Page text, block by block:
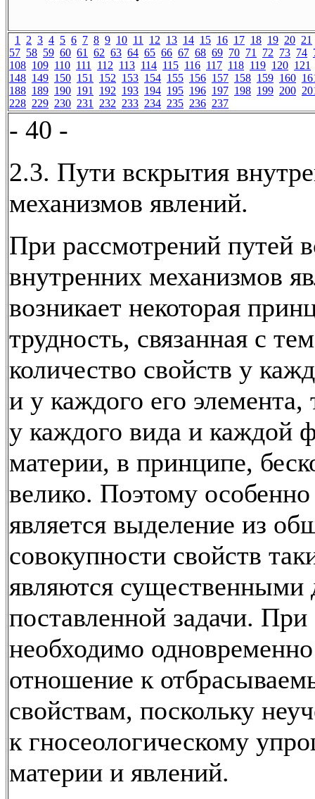
1 2 3 4 5 6 7 8 9 10 11 12 13 14 15 16 17 18 19 20 21
57 58 59 60 61 62 63 64 65 66 67 68 69 70 71 72 73 74
108 109 110 111 112 113 114 115 116 117 118 119 120 121
148 149 150 151 152 153 154 155 156 157 158 159 160
188 189 190 191 192 193 194 195 196 197 198 199 200
228 229 230 231 232 233 234 235 236 237
- 40 -
2.3. Пути вскрытия
механизмов явлений.
При рассмотрений путей
внутренних механизмов
возникает некоторая
трудность, связанная с
количество свойств у
и у каждого его элемента,
у каждого вида и каждой
материи, в принципе,
велико. Поэтому
является выделение из
совокупности свойств
являются существенными
поставленной задачи. При
необходимо
отношение к
свойствам, поскольку
к гносеологическому
материи и явлений.